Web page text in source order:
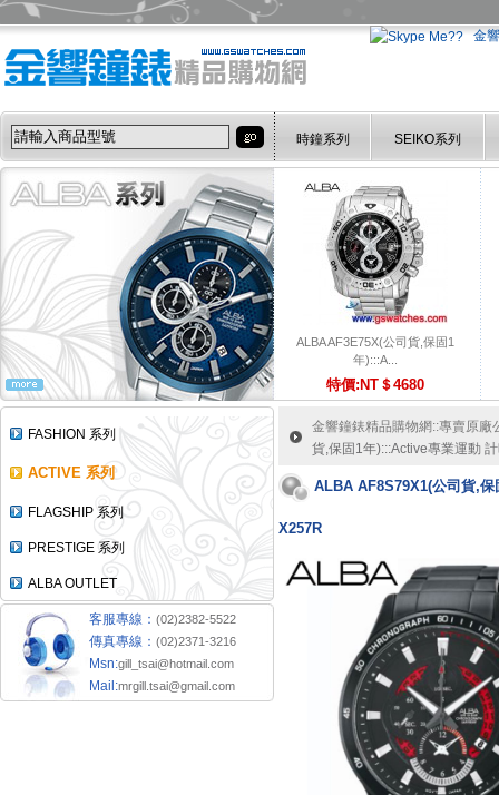
金
時鐘系列 SEIKO系列
ALBA AF3E75X(公司貨,保固1
年):::A...
特價:NT＄4680
FASHION 系列
ACTIVE 系列
FLAGSHIP 系列
PRESTIGE 系列
ALBA OUTLET
客服專線： (02)2382-5522
傳真專線： (02)2371-3216
Msn:gill_tsai@hotmail.com
Mail:mrgill.tsai@gmail.com
金響鐘錶精品購物網::專賣原廠
貨,保固1年):::Active專業運動
ALBA AF8S79X1(公司貨,
X257R